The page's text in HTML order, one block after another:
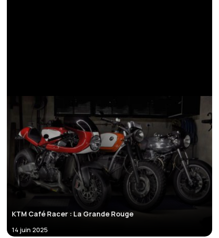
KTM Café Racer : La Grande Rouge
14 juin 2025